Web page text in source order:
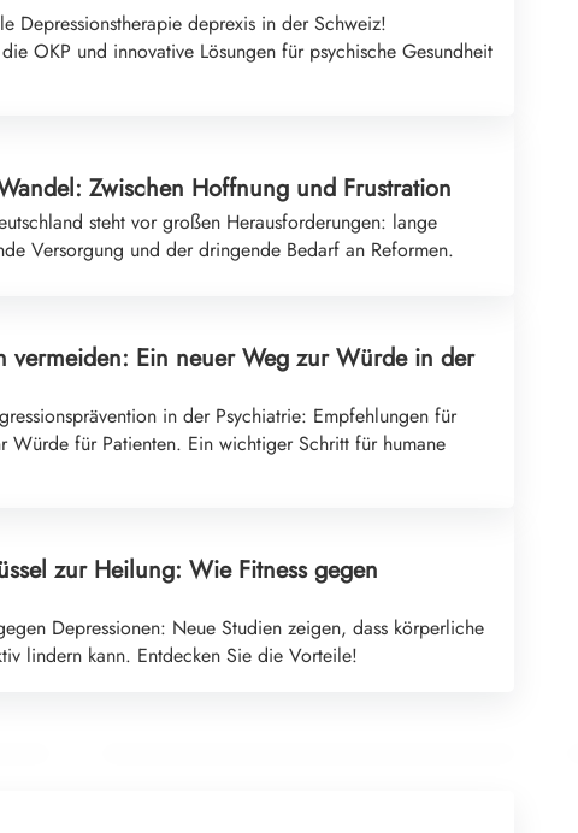
Depressionstherapie deprexis in der Schweiz!
OKP und innovative Lösungen für psychische Gesundheit
Zwischen Hoffnung und Frustration
steht vor großen Herausforderungen: lange
Versorgung und der dringende Bedarf an Reformen.
vermeiden: Ein neuer Weg zur Würde in der
in der Psychiatrie: Empfehlungen für
Würde für Patienten. Ein wichtiger Schritt für humane
zur Heilung: Wie Fitness gegen
Depressionen: Neue Studien zeigen, dass körperliche
lindern kann. Entdecken Sie die Vorteile!
26. Juni 2026
Die stille Last der Seele: Wege aus der inneren